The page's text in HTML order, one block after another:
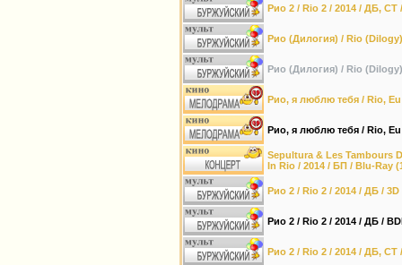
Рио 2 / Rio 2 / 2014 / ДБ, СТ
Рио (Дилогия) / Rio
Рио (Дилогия) / Rio
Рио, я люблю тебя / Rio,
Рио, я люблю тебя / Rio,
Sepultura & Les Tambours
In Rio / 2014 / БП / Blu-Ray
Рио 2 / Rio 2 / 2014 / ДБ /
Рио 2 / Rio 2 / 2014 / ДБ /
Рио 2 / Rio 2 / 2014 / ДБ, СТ